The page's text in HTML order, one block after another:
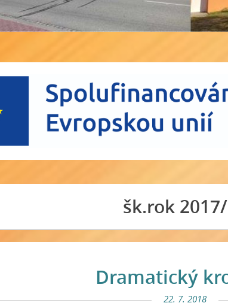
šk.rok
Dramatický
22. 7. 2018